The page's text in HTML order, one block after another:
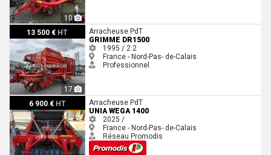
10
13 500 € HT
17
Grimme DR1500
Arracheuse PdT
GRIMME DR1500
1995 / 2 2
France - Nord-Pas- de-Calais
Professionnel
6 900 € HT
Unia WEGA 1400
Arracheuse PdT
UNIA WEGA 1400
2025 /
France - Nord-Pas- de-Calais
Réseau Promodis